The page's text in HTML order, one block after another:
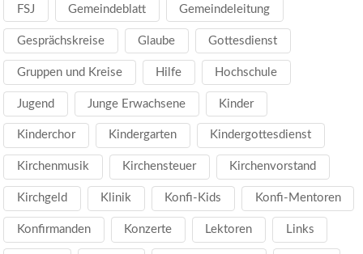
FSJ Gemeindeblatt Gemeindeleitung
Gesprächskreise Glaube Gottesdienst
Gruppen und Kreise Hilfe Hochschule
Jugend Junge Erwachsene Kinder
Kinderchor Kindergarten Kindergottesdienst
Kirchenmusik Kirchensteuer Kirchenvorstand
Kirchgeld Klinik Konfi-Kids Konfi-Mentoren
Konfirmanden Konzerte Lektoren Links